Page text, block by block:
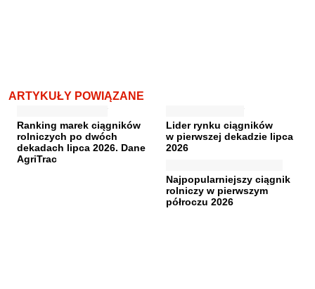
ARTYKUŁY POWIĄZANE
Ranking marek ciągników
rolniczych po dwóch
dekadach lipca 2026. Dane
AgriTrac
Lider rynku ciągników
w pierwszej dekadzie lipca
2026
Najpopularniejszy ciągnik
rolniczy w pierwszym
półroczu 2026